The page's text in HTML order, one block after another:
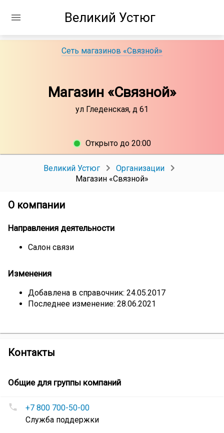
Великий Устюг
Сеть магазинов «Связной»
Магазин «Связной»
ул Гледенская, д 61
Открыто до 20:00
Великий Устюг
Организации
Магазин «Связной»
О компании
Направления деятельности
Салон связи
Изменения
Добавлена в справочник: 24.05.2017
Последнее изменение: 28.06.2021
Контакты
Общие для группы компанийСеть
Номера
телефонов
Сеть
+7 800 700-50-00
Служба поддержки